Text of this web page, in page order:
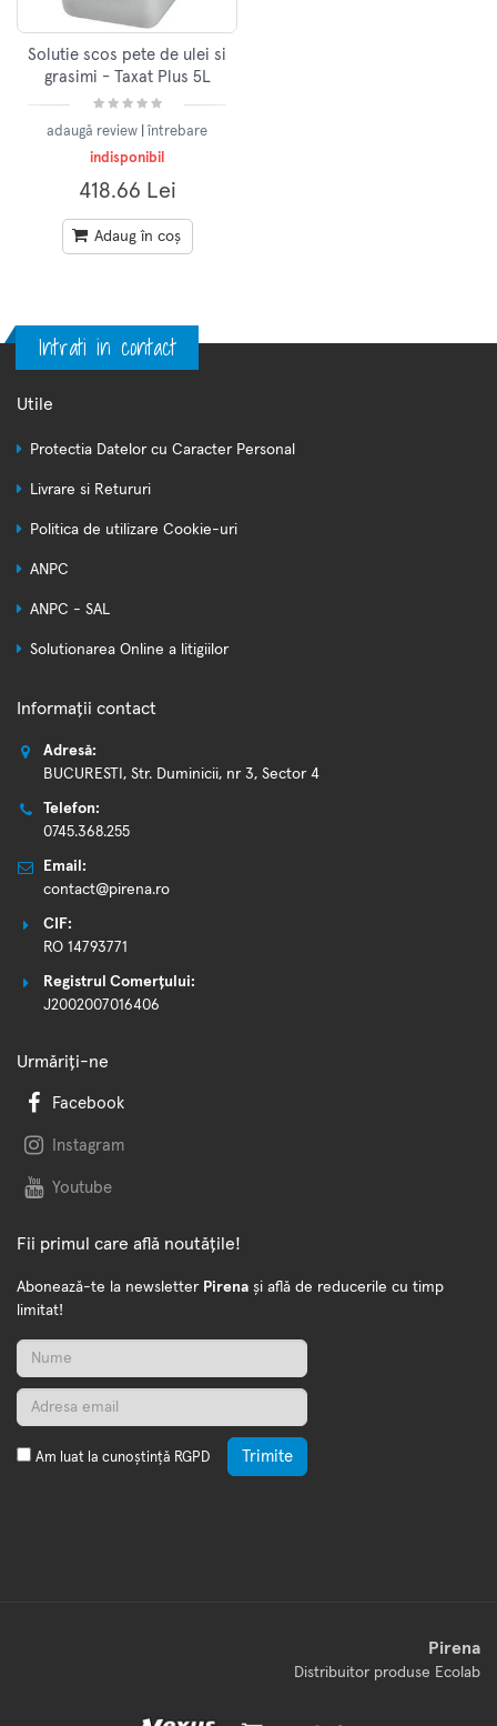
Solutie scos pete de ulei si
grasimi - Taxat Plus 5L
adaugă review
întrebare
indisponibil
418.66 Lei
Adaug în coș
Intrati in contact
Utile
Protectia Datelor cu Caracter Personal
Livrare si Retururi
Politica de utilizare Cookie-uri
ANPC
ANPC - SAL
Solutionarea Online a litigiilor
Informații contact
Adresă:
BUCURESTI, Str. Duminicii, nr 3, Sector 4
Telefon:
0745.368.255
Email:
contact@pirena.ro
CIF:
RO 14793771
Registrul Comerțului:
J2002007016406
Urmăriți-ne
Facebook
Instagram
Youtube
Fii primul care află noutățile!
Abonează-te la newsletter Pirena și află de reducerile cu timp
limitat!
Am luat la cunoștință RGPD Trimite
Pirena
Distribuitor produse Ecolab